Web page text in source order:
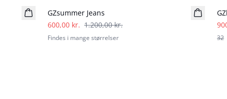
GZsummer Jeans
600,00 kr. 1.200,00 kr.
Findes i mange størrelser 32